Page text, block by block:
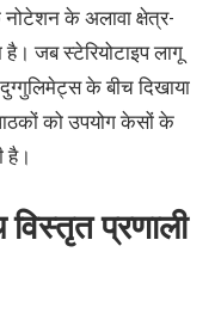
के अलावा क्षेत्र-
जब स्टेरियोटाइप लागू
के बीच दिखाया
को उपयोग केसों के
है।
प्रणाली